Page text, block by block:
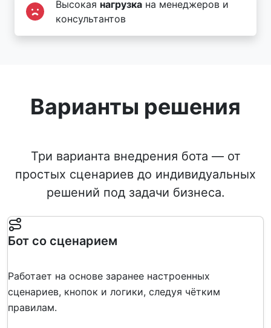
Высокая нагрузка на менеджеров и
консультантов
Варианты решения
Три варианта внедрения бота — от
простых сценариев до индивидуальных
решений под задачи бизнеса.
Бот со сценарием
Работает на основе заранее настроенных
сценариев, кнопок и логики, следуя чётким
правилам.